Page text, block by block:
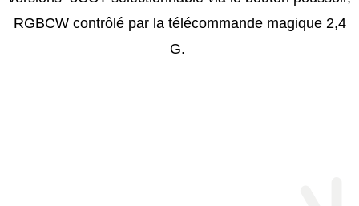
RGBCW contrôlé par la télécommande magique 2,4
G.